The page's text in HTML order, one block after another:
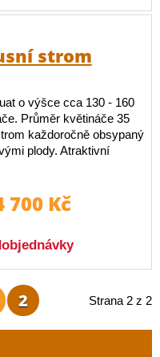
strom
o výšce cca 130 - 160
Průměr květináče 35
každoročně obsypaný
plody. Atraktivní
700 Kč
2 Strana 2 z 2